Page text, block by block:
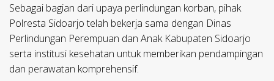
Sebagai bagian dari upaya perlindungan korban, pihak
Polresta Sidoarjo telah bekerja sama dengan Dinas
Perlindungan Perempuan dan Anak Kabupaten Sidoarjo
serta institusi kesehatan untuk memberikan pendampingan
dan perawatan komprehensif.